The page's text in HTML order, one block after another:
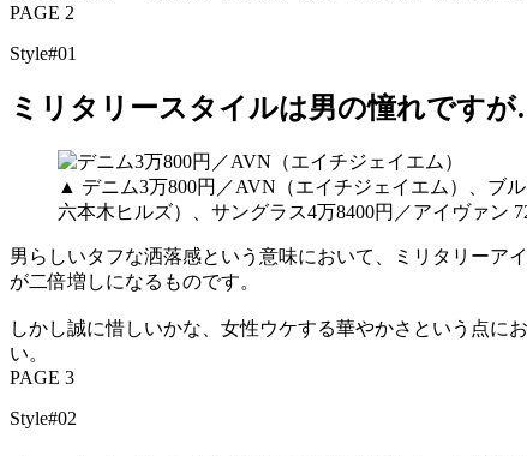
PAGE 2
Style#01
ミリタリースタイルは男の憧れです
▲ デニム3万800円／AVN（エイチジェイエム）、ブ
六本木ヒルズ）、サングラス4万8400円／アイヴァン
男らしいタフな洒落感という意味において、ミリタリーア
が二倍増しになるものです。
しかし誠に惜しいかな、女性ウケする華やかさという点に
い。
PAGE 3
Style#02